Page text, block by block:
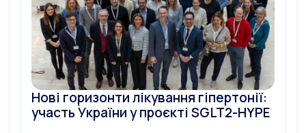
Нові горизонти лікування гіпертонії:
участь України у проєкті SGLT2-HYPE